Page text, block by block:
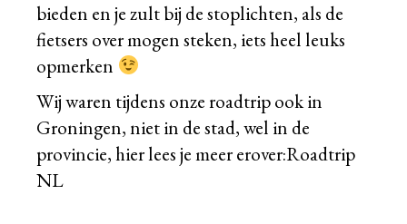
bieden en je zult bij de stoplichten, als de
fietsers over mogen steken, iets heel leuks
opmerken
Wij waren tijdens onze roadtrip ook in
Groningen, niet in de stad, wel in de
provincie, hier lees je meer erover:Roadtrip
NL